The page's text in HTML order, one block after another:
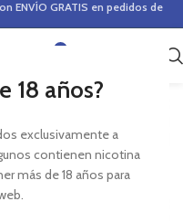
18 años?
exclusivamente a
contienen nicotina
más de 18 años para
ENVÍO GRATIS en pedidos de
0